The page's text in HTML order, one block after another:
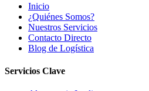
Inicio
¿Quiénes Somos?
Nuestros Servicios
Contacto Directo
Blog de Logística
Servicios Clave